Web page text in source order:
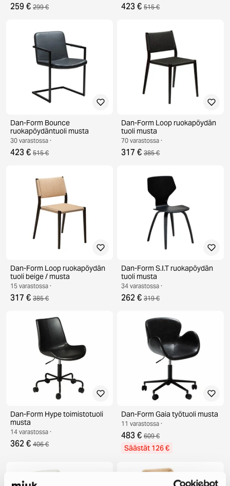
259 € 299 € 423 € 515 €
Dan-Form Bounce
ruokapöydäntuoli musta
30 varastossa ·
423 € 515 €
Dan-Form Loop ruokapöydän
tuoli musta
70 varastossa ·
317 € 385 €
Dan-Form Loop ruokapöydän
tuoli beige / musta
15 varastossa ·
317 € 385 €
Dan-Form S.I.T ruokapöydän
tuoli musta
34 varastossa ·
262 € 319 €
Dan-Form Hype toimistotuoli
musta
14 varastossa ·
362 € 406 €
Dan-Form Gaia työtuoli musta
11 varastossa ·
483 € 609 €
Säästät 126 €